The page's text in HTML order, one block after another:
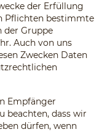
der Erfüllung
Pflichten bestimmte
der Gruppe
Auch von uns
Zwecken Daten
Empfänger
beachten, dass wir
dürfen, wenn